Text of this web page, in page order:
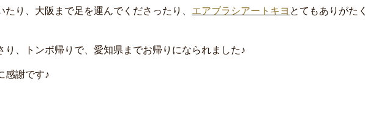
り、大阪まで足を運んでくださったり、 エアブラシアートキヨ とてもありがたく
り、トンボ帰りで、愛知県までお帰りになられました♪
感謝です♪